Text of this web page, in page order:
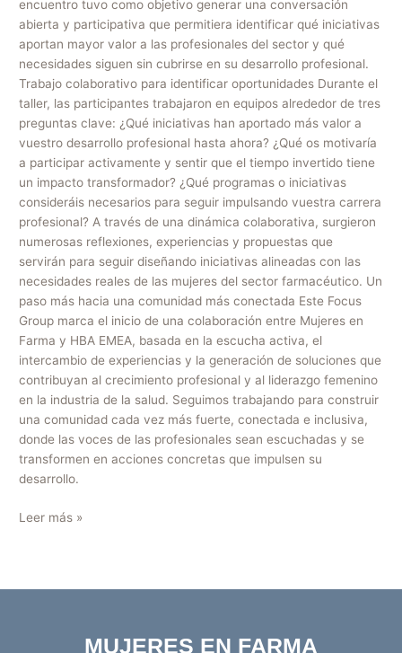
encuentro tuvo como objetivo generar una conversación
abierta y participativa que permitiera identificar qué iniciativas
aportan mayor valor a las profesionales del sector y qué
necesidades siguen sin cubrirse en su desarrollo profesional.
Trabajo colaborativo para identificar oportunidades Durante el
taller, las participantes trabajaron en equipos alrededor de tres
preguntas clave: ¿Qué iniciativas han aportado más valor a
vuestro desarrollo profesional hasta ahora? ¿Qué os motivaría
a participar activamente y sentir que el tiempo invertido tiene
un impacto transformador? ¿Qué programas o iniciativas
consideráis necesarios para seguir impulsando vuestra carrera
profesional? A través de una dinámica colaborativa, surgieron
numerosas reflexiones, experiencias y propuestas que
servirán para seguir diseñando iniciativas alineadas con las
necesidades reales de las mujeres del sector farmacéutico. Un
paso más hacia una comunidad más conectada Este Focus
Group marca el inicio de una colaboración entre Mujeres en
Farma y HBA EMEA, basada en la escucha activa, el
intercambio de experiencias y la generación de soluciones que
contribuyan al crecimiento profesional y al liderazgo femenino
en la industria de la salud. Seguimos trabajando para construir
una comunidad cada vez más fuerte, conectada e inclusiva,
donde las voces de las profesionales sean escuchadas y se
transformen en acciones concretas que impulsen su
desarrollo.
Leer más »
MUJERES EN FARMA